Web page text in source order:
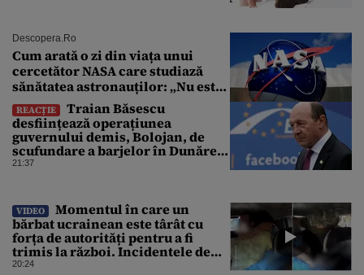
Descopera.ro
Cum arată o zi din viața unui
cercetător NASA care studiază
sănătatea astronauților: „Nu este
o știință complicată”
REACȚIE
Traian Băsescu
desființează operațiunea
guvernului demis, Bolojan, de
scufundare a barjelor în Dunăre:
„Este o improvizație”
21:37
VIDEO
Momentul în care un
bărbat ucrainean este târât cu
forța de autorități pentru a fi
trimis la război. Incidentele de
acest fel sunt tot mai dese
20:24